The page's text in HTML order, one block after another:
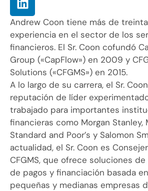
Andrew Coon tiene más de
experiencia en el sector de los
financieros. El Sr. Coon cofundó
Group («CapFlow») en 2009 y
Solutions («CFGMS») en 2015.
A lo largo de su carrera, el Sr.
reputación de líder
trabajado para importantes
financieras como Morgan Stanley,
Standard and Poor’s y Salomon
actualidad, el Sr. Coon es
CFGMS, que ofrece soluciones
de pagos y financiación basada
pequeñas y medianas empresas